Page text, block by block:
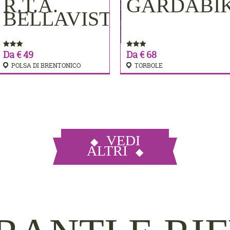
R.T.A.
BELLAVISTA
Da € 49
POLSA DI BRENTONICO
PRENOTA
Da € 68
TORBOLE
PRENOTA
VEDI
ALTRI